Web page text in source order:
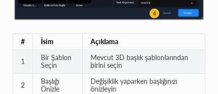
# İsim Açıklama
1
Bir Şablon
Seçin
Mevcut 3D başlık şablonlarından
birini seçin
2
Başlığı
Önizle
Değişiklik yaparken başlığınızı
önizleyin